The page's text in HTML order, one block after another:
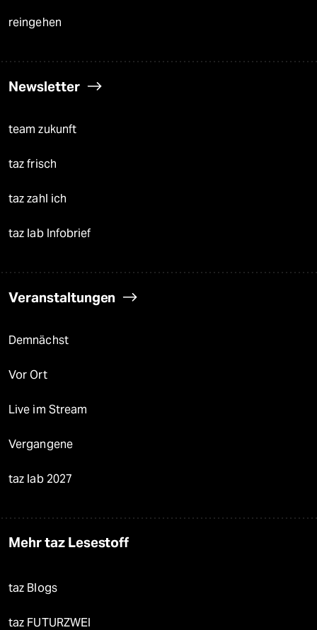
reingehen
Newsletter
team zukunft
taz frisch
taz zahl ich
taz lab Infobrief
Veranstaltungen
Demnächst
Vor Ort
Live im Stream
Vergangene
taz lab 2027
Mehr taz Lesestoff
taz Blogs
taz FUTURZWEI